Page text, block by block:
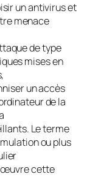
un antivirus et
menace
de type
mises en
un accès
de la
Le terme
ou plus
œuvre cette